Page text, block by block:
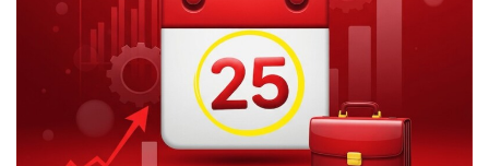
Versorgung sorgen für steigende Patientenzahlen in den
Notaufnahmen „Eine angemessene zukünftige
Gesundheitsversorgung auf dem Land erfordert zwingend
umfassende gesundheitspolitische Reformen“, betont Dr. Karl
Blum, Leiter Geschäftsbereich Forschung beim DKI. Am
wichtigsten sind den befragten Krankenhäusern dabei